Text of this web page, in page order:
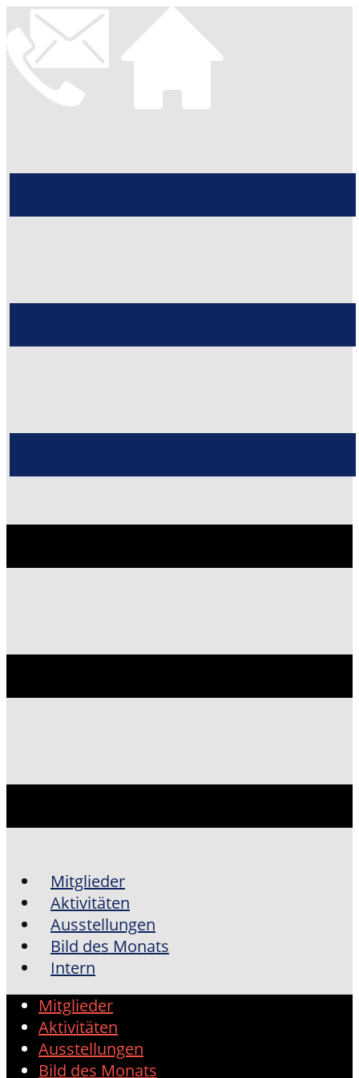
Mitglieder
Aktivitäten
Ausstellungen
Bild des Monats
Intern
Mitglieder
Aktivitäten
Ausstellungen
Bild des Monats